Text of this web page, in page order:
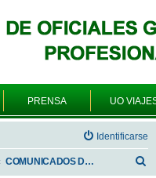
PRENSA UO
Identificarse
COMUNICADOS DE LA UNIÓN DE OFICIALES